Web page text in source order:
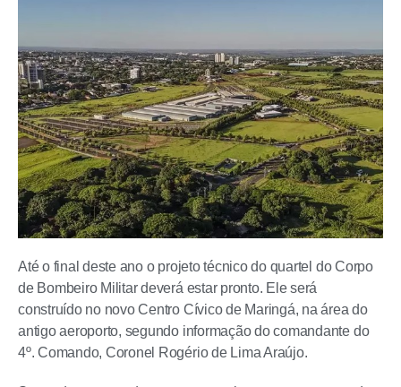
Até o final deste ano o projeto técnico do quartel do Corpo
de Bombeiro Militar deverá estar pronto. Ele será
construído no novo Centro Cívico de Maringá, na área do
antigo aeroporto, segundo informação do comandante do
4º. Comando, Coronel Rogério de Lima Araújo.